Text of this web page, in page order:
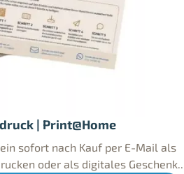
| Print@Home
sofort nach Kauf per E-Mail als
oder als digitales Geschenk..